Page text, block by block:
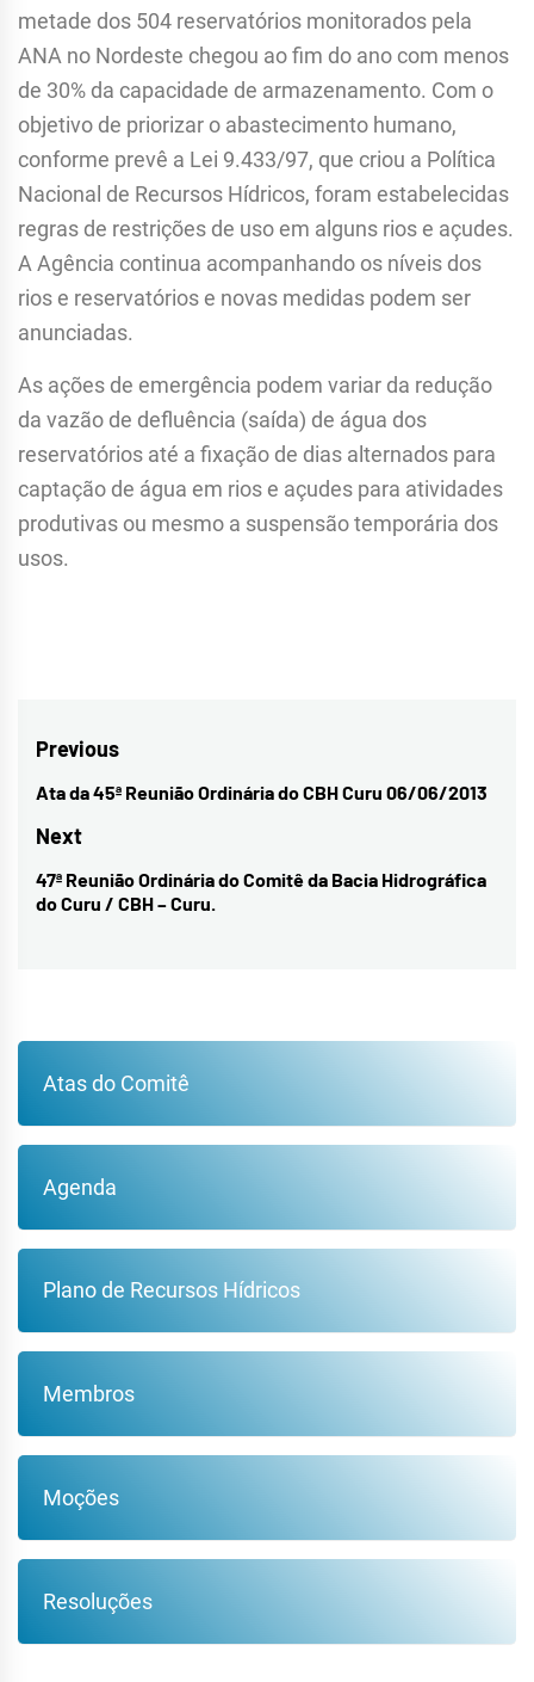
metade dos 504 reservatórios monitorados pela
ANA no Nordeste chegou ao fim do ano com menos
de 30% da capacidade de armazenamento. Com o
objetivo de priorizar o abastecimento humano,
conforme prevê a Lei 9.433/97, que criou a Política
Nacional de Recursos Hídricos, foram estabelecidas
regras de restrições de uso em alguns rios e açudes.
A Agência continua acompanhando os níveis dos
rios e reservatórios e novas medidas podem ser
anunciadas.
As ações de emergência podem variar da redução
da vazão de defluência (saída) de água dos
reservatórios até a fixação de dias alternados para
captação de água em rios e açudes para atividades
produtivas ou mesmo a suspensão temporária dos
usos.
Navegação
de
Post
Previous
Previous
post:
Ata da 45ª Reunião Ordinária do CBH Curu 06/06/2013
Next
Next
post:
47ª Reunião Ordinária do Comitê da Bacia Hidrográfica
do Curu / CBH – Curu.
Atas do Comitê
Agenda
Plano de Recursos Hídricos
Membros
Moções
Resoluções